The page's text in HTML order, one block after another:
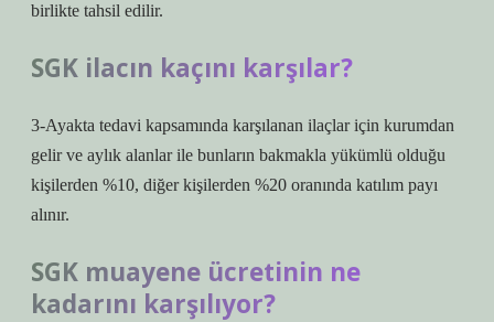
birlikte tahsil edilir.
SGK ilacın kaçını karşılar?
3-Ayakta tedavi kapsamında karşılanan ilaçlar için kurumdan
gelir ve aylık alanlar ile bunların bakmakla yükümlü olduğu
kişilerden %10, diğer kişilerden %20 oranında katılım payı
alınır.
SGK muayene ücretinin ne
kadarını karşılıyor?